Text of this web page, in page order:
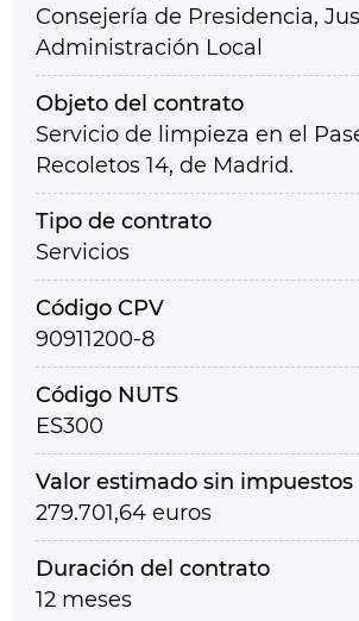
Consejería de Presidencia,
Administración Local
Objeto del contrato
Servicio de limpieza en el
Recoletos 14, de Madrid.
Tipo de contrato
Servicios
Código CPV
90911200-8
Código NUTS
ES300
Valor estimado sin impuestos
279.701,64 euros
Duración del contrato
12 meses